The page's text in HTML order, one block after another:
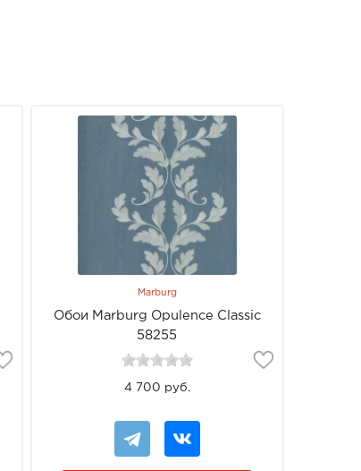
Marburg
Обои Marburg Opulence Classic
58255
4 700 руб.